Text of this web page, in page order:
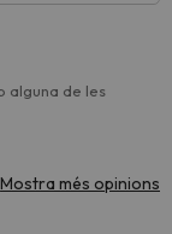
alguna de les
Mostra més opinions